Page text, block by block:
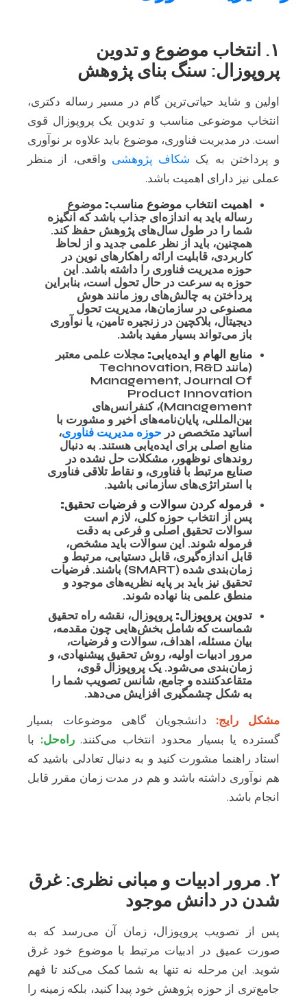
۱. انتخاب موضوع و تدوین
پروپوزال: سنگ بنای پژوهش
اولین و شاید حیاتی‌ترین گام در مسیر رساله دکتری،
انتخاب موضوعی مناسب و تدوین یک پروپوزال قوی
است. در مدیریت فناوری، موضوع باید علاوه بر نوآوری
و پرداختن به یک شکاف پژوهشی واقعی، از منظر
عملی نیز دارای اهمیت باشد.
اهمیت انتخاب موضوع مناسب: موضوع
رساله باید به اندازه‌ای جذاب باشد که انگیزه
شما را در طول سال‌های پژوهش حفظ کند.
همچنین، باید از نظر علمی جدید و از لحاظ
کاربردی، قابلیت ارائه راهکارهای نوین در
حوزه مدیریت فناوری را داشته باشد. این
حوزه به سرعت در حال تحول است، بنابراین
پرداختن به چالش‌های روز مانند هوش
مصنوعی در سازمان‌ها، مدیریت تحول
دیجیتال، بلاکچین در زنجیره تامین، یا نوآوری
باز می‌تواند بسیار مفید باشد.
منابع الهام و ایده‌یابی: مجلات علمی معتبر
(مانند Technovation, R&D
Management, Journal Of
Product Innovation
Management)، کنفرانس‌های
بین‌المللی، پایان‌نامه‌های اخیر و مشورت با
اساتید متخصص در حوزه مدیریت فناوری،
منابع اصلی برای ایده‌یابی هستند. به دنبال
روندهای نوظهور، مشکلات حل نشده در
صنایع مرتبط با فناوری، و نقاط تلاقی فناوری
با استراتژی‌های سازمانی باشید.
فرموله کردن سوالات و فرضیات تحقیق:
پس از انتخاب حوزه کلی، لازم است
سوالات تحقیق اصلی و فرعی به دقت
فرموله شوند. این سوالات باید مشخص،
قابل اندازه‌گیری، قابل دستیابی، مرتبط و
زمان‌بندی شده (SMART) باشند. فرضیات
تحقیق نیز باید بر پایه نظریه‌های موجود و
منطق علمی بنا نهاده شوند.
تدوین پروپوزال: پروپوزال، نقشه راه تحقیق
شماست که شامل بخش‌هایی چون مقدمه،
بیان مسئله، اهداف، سوالات و فرضیات،
مرور ادبیات اولیه، روش تحقیق پیشنهادی، و
زمان‌بندی می‌شود. یک پروپوزال قوی،
متقاعدکننده و جامع، شانس تصویب شما را
به شکل چشمگیری افزایش می‌دهد.
مشکل رایج: دانشجویان گاهی موضوعات بسیار
گسترده یا بسیار محدود انتخاب می‌کنند.راه‌حل: با
استاد راهنما مشورت کنید و به دنبال تعادلی باشید که
هم نوآوری داشته باشد و هم در مدت زمان مقرر قابل
انجام باشد.
۲. مرور ادبیات و مبانی نظری: غرق
شدن در دانش موجود
پس از تصویب پروپوزال، زمان آن می‌رسد که به
صورت عمیق در ادبیات مرتبط با موضوع خود غرق
شوید. این مرحله نه تنها به شما کمک می‌کند تا فهم
جامع‌تری از حوزه پژوهش خود پیدا کنید، بلکه زمینه را